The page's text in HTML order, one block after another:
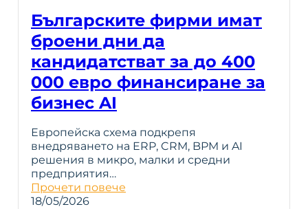
Българските фирми имат
броени дни да
кандидатстват за до 400
000 евро финансиране за
бизнес AI
Европейска схема подкрепя
внедряването на ERP, CRM, BPM и AI
решения в микро, малки и средни
предприятия…
Прочети повече
18/05/2026